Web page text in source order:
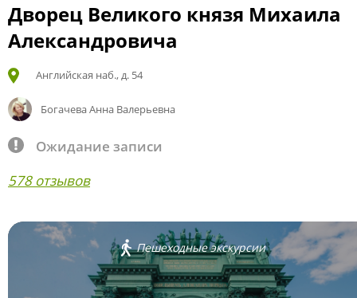
Дворец Великого князя Михаила
Александровича
Английская наб., д. 54
Богачева Анна Валерьевна
Ожидание записи
578 отзывов
Пешеходные экскурсии